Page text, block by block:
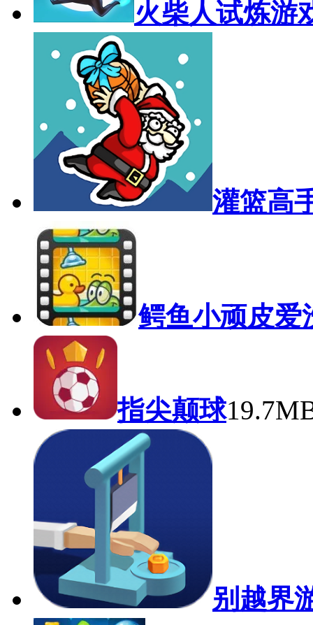
火柴人试炼游
灌篮高
鳄鱼小顽皮爱
指尖颠球
别越界